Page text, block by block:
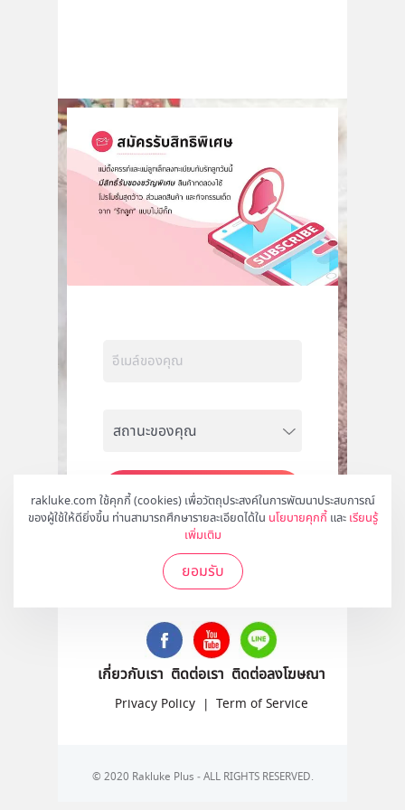
rakluke.com ใช้คุกกี้ (cookies) เพื่อวัตถุประสงค์ในการพัฒนาประสบการณ์
ของผู้ใช้ให้ดียิ่งขึ้น ท่านสามารถศึกษารายละเอียดได้ใน นโยบายคุกกี้ และ เรียนรู้
เพิ่มเติม
ยอมรับ
สมัคร
ติดตามเราได้ที่
เกี่ยวกับเรา ติดต่อเรา ติดต่อลงโฆษณา
Privacy Policy | Term of Service
© 2020 Rakluke Plus - ALL RIGHTS RESERVED.